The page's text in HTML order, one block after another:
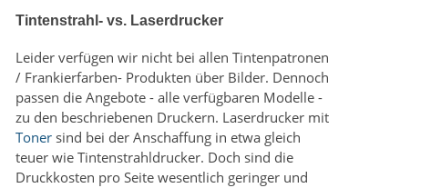
Tintenstrahl- vs. Laserdrucker
Leider verfügen wir nicht bei allen Tintenpatronen
/ Frankierfarben- Produkten über Bilder. Dennoch
passen die Angebote - alle verfügbaren Modelle -
zu den beschriebenen Druckern. Laserdrucker mit
Toner sind bei der Anschaffung in etwa gleich
teuer wie Tintenstrahldrucker. Doch sind die
Druckkosten pro Seite wesentlich geringer und